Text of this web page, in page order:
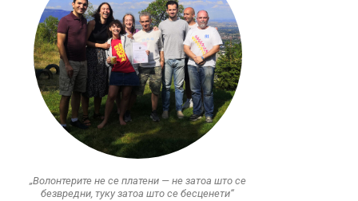
„Волонтерите не се платени — не затоа што се
безвредни, туку затоа што се бесценети“